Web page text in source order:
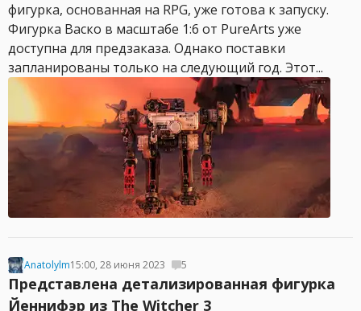
фигурка, основанная на RPG, уже готова к запуску.
Фигурка Васко в масштабе 1:6 от PureArts уже
доступна для предзаказа. Однако поставки
запланированы только на следующий год. Этот...
Anatolylm15:00, 28 июня 2023 5
Представлена детализированная фигурка
Йеннифэр из The Witcher 3